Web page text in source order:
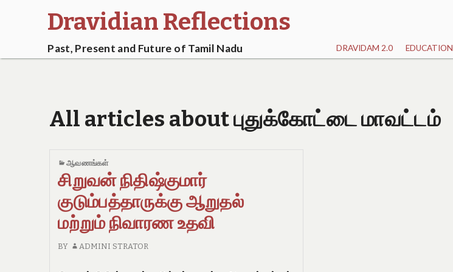
Dravidian Reflections
Past, Present and Future of Tamil Nadu DRAVIDAM 2.0 EDUCATION
All articles about புதுக்கோட்டை மாவட்டம்
ஆவணங்கள்
சிறுவன் நிதிஷ்குமார்
குடும்பத்தாருக்கு ஆறுதல்
மற்றும் நிவாரண உதவி
BY ADMINI STRATOR